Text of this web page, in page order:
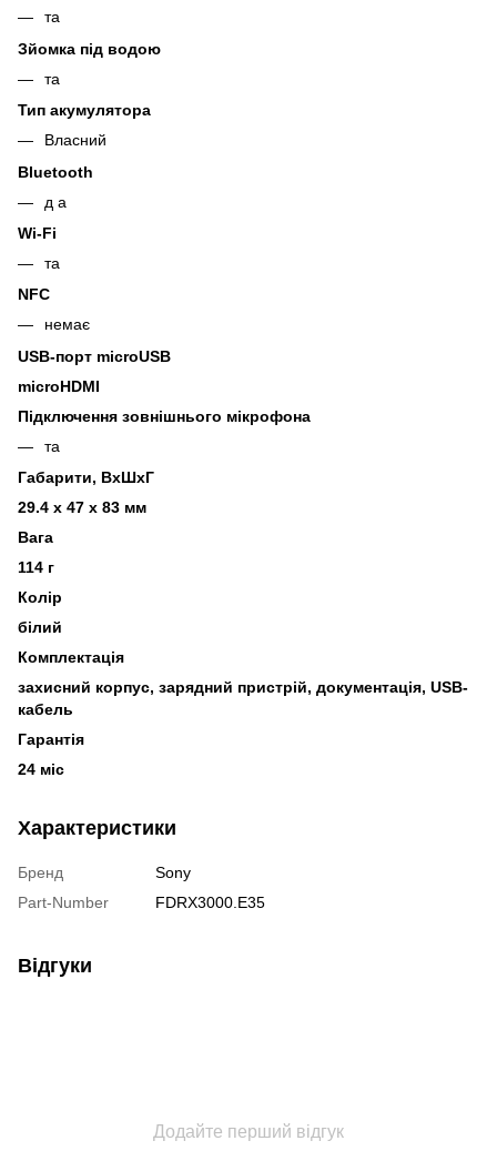
та
Зйомка під водою
та
Тип акумулятора
Власний
Bluetooth
д а
Wi-Fi
та
NFC
немає
USB-порт microUSB
microHDMI
Підключення зовнішнього мікрофона
та
Габарити, ВхШхГ
29.4 x 47 x 83 мм
Вага
114 г
Колір
білий
Комплектація
захисний корпус, зарядний пристрій, документація, USB-
кабель
Гарантія
24 міс
Характеристики
Бренд
Sony
Part-Number
FDRX3000.E35
Відгуки
Додайте перший відгук